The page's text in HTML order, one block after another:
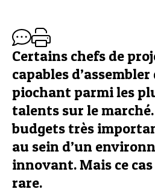
Certains chefs de
capables
piochant parmi les
talents sur le
budgets très
au sein d’un
innovant. Mais ce
rare.